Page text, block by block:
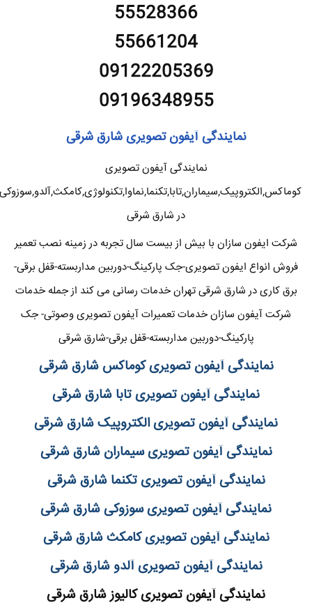
55528366
55661204
09122205369
09196348955
نمایندگی آیفون تصویری شارق شرقی
نمایندگی آیفون تصویری
کوماکس,الکتروپیک,سیماران,تابا,تکنما,نماوا,تکنولوژی,کامکث,آلدو,سوزوکی
در شارق شرقی
شرکت ایفون سازان با بیش از بیست سال تجربه در زمینه نصب تعمیر
فروش انواع ایفون تصویری-جک پارکینگ-دوربین مداربسته-قفل برقی-
برق کاری در شارق شرقی تهران خدمات رسانی می کند از جمله خدمات
شرکت آیفون سازان خدمات تعمیرات آیفون تصویری وصوتی- جک
پارکینگ-دوربین مداربسته-قفل برقی-شارق شرقی
نمایندگی آیفون تصویری کوماکس شارق شرقی
نمایندگی آیفون تصویری تابا شارق شرقی
نمایندگی آیفون تصویری الکتروپیک شارق شرقی
نمایندگی آیفون تصویری سیماران شارق شرقی
نمایندگی آیفون تصویری تکنما شارق شرقی
نمایندگی آیفون تصویری سوزوکی شارق شرقی
نمایندگی آیفون تصویری کامکث شارق شرقی
نمایندگی آیفون تصویری آلدو شارق شرقی
نمایندگی آیفون تصویری کالیوز شارق شرقی